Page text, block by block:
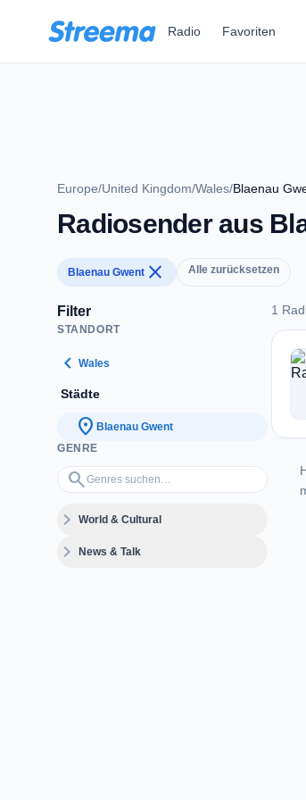
Radio Favoriten
Europe/United Kingdom/Wales/Blaenau
Radiosender aus
Blaenau Gwent close Alle zurücksetzen
Filter
STANDORT
chevron_left Wales
Städte
location_on Blaenau Gwent
GENRE
search
Genres suchen…
expand_moreWorld & Cultural
expand_moreNews & Talk
1
1